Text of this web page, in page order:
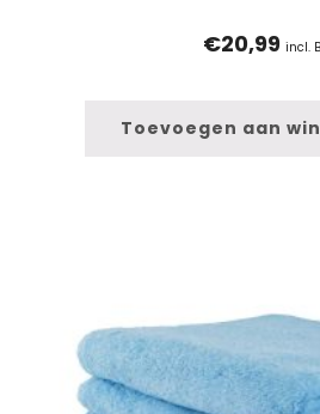
€20,99 incl.
Toevoegen aan